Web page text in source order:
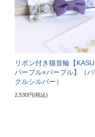
首輪サ
サイズの目安
リボン付き猫首輪【
パープル×パープル】（バ
クルシルバー）
2,530円(税込)